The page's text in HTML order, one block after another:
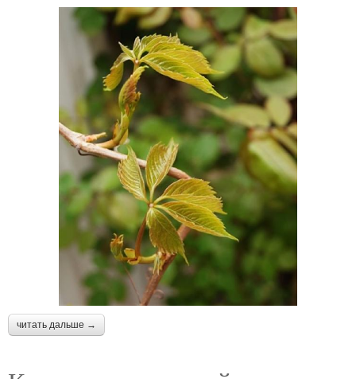
читать дальше →